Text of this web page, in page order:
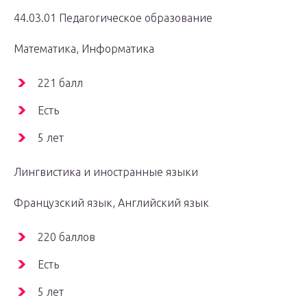
44.03.01 Педагогическое образование
Математика, Информатика
221 балл
Есть
5 лет
Лингвистика и иностранные языки
Французский язык, Английский язык
220 баллов
Есть
5 лет